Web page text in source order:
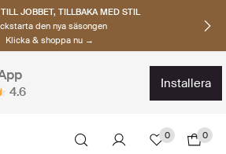
JOBBET, TILLBAKA MED STIL
den nya säsongen
Klicka & shoppa nu →
4.6
installera
0 0